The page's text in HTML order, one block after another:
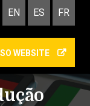
EN ES FR
WEBSITE